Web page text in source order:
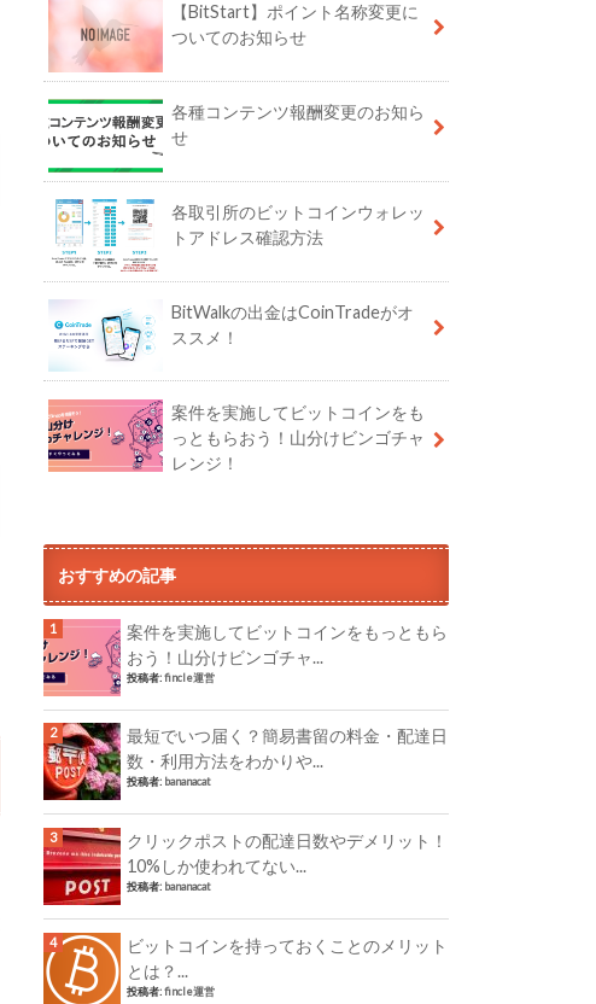
【BitStart】ポイント名称変更に
ついてのお知らせ
各種コンテンツ報酬変更のお知ら
せ
各取引所のビットコインウォレッ
トアドレス確認方法
BitWalkの出金はCoinTradeがオ
ススメ！
案件を実施してビットコインをも
っともらおう！山分けビンゴチャ
レンジ！
おすすめの記事
案件を実施してビットコインをもっともら
おう！山分けビンゴチャ...
投稿者:fincle運営
最短でいつ届く？簡易書留の料金・配達日
数・利用方法をわかりや...
投稿者: bananacat
クリックポストの配達日数やデメリット！
10%しか使われてない...
投稿者: bananacat
ビットコインを持っておくことのメリット
とは？...
投稿者:fincle運営